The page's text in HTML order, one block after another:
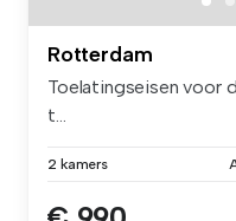
Rotterdam
Toelatingseisen voor
t...
2 kamers